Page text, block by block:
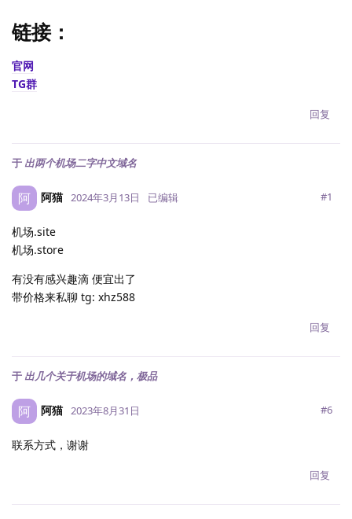
链接：
官网
TG群
回复
于 出两个机场二字中文域名
阿 阿猫 2024年3月13日 已编辑 #1
机场.site
机场.store
有没有感兴趣滴 便宜出了
带价格来私聊 tg: xhz588
回复
于 出几个关于机场的域名，极品
阿 阿猫 2023年8月31日 #6
联系方式，谢谢
回复